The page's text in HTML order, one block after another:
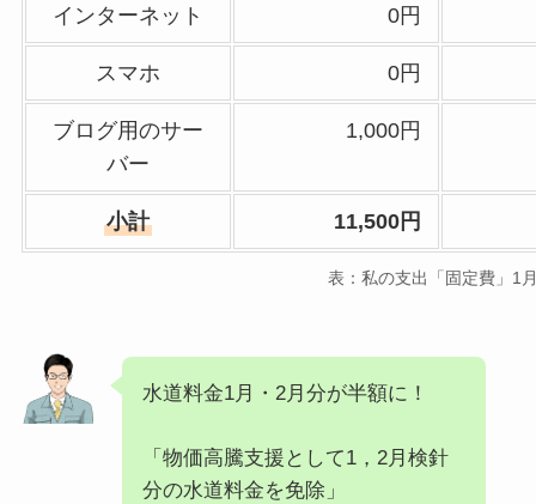
インターネット 0円
スマホ 0円
ブログ用のサー
バー
1,000円
小計 11,500円
表：私の支出「固定費」1
水道料金1月・2月分が半額に！
「物価高騰支援として1，2月検針
分の水道料金を免除」